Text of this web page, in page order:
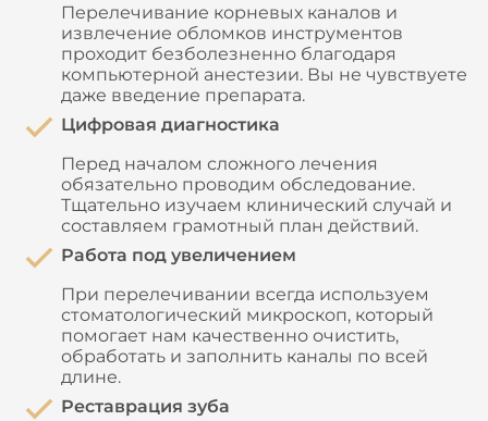
Перелечивание корневых каналов и
извлечение обломков инструментов
проходит безболезненно благодаря
компьютерной анестезии. Вы не чувствуете
даже введение препарата.
Цифровая диагностика
Перед началом сложного лечения
обязательно проводим обследование.
Тщательно изучаем клинический случай и
составляем грамотный план действий.
Работа под увеличением
При перелечивании всегда используем
стоматологический микроскоп, который
помогает нам качественно очистить,
обработать и заполнить каналы по всей
длине.
Реставрация зуба